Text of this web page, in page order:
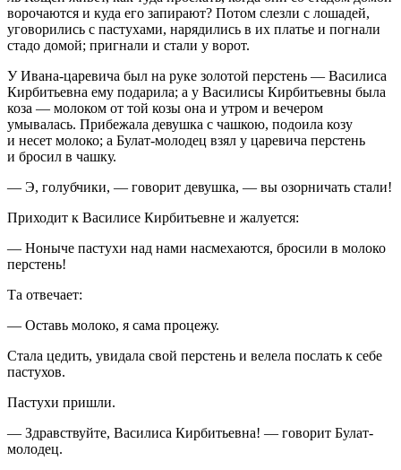
ворочаются и куда его запирают? Потом слезли с лошадей,
уговорились с пастухами, нарядились в их платье и погнали
стадо домой; пригнали и стали у ворот.
У Ивана-царевича был на руке золотой перстень — Василиса
Кирбитьевна ему подарила; а у Василисы Кирбитьевны была
коза — молоком от той козы она и утром и вечером
умывалась. Прибежала девушка с чашкою, подоила козу
и несет молоко; а Булат-молодец взял у царевича перстень
и бросил в чашку.
— Э, голубчики, — говорит девушка, — вы озорничать стали!
Приходит к Василисе Кирбитьевне и жалуется:
— Ноныче пастухи над нами насмехаются, бросили в молоко
перстень!
Та отвечает:
— Оставь молоко, я сама процежу.
Стала цедить, увидала свой перстень и велела послать к себе
пастухов.
Пастухи пришли.
— Здравствуйте, Василиса Кирбитьевна! — говорит Булат-
молодец.